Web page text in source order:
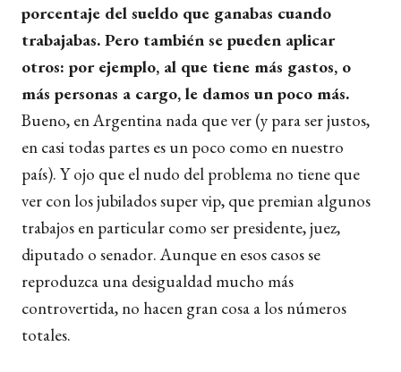
porcentaje del sueldo que ganabas cuando
trabajabas. Pero también se pueden aplicar
otros: por ejemplo, al que tiene más gastos, o
más personas a cargo, le damos un poco más.
Bueno, en Argentina nada que ver (y para ser justos,
en casi todas partes es un poco como en nuestro
país). Y ojo que el nudo del problema no tiene que
ver con los jubilados super vip, que premian algunos
trabajos en particular como ser presidente, juez,
diputado o senador. Aunque en esos casos se
reproduzca una desigualdad mucho más
controvertida, no hacen gran cosa a los números
totales.